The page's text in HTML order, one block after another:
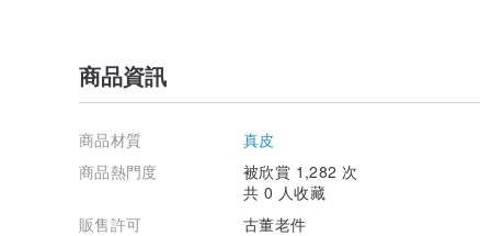
商品資訊
商品材質
真皮
商品熱門度
被欣賞 1,282 次
共 0 人收藏
販售許可
古董老件